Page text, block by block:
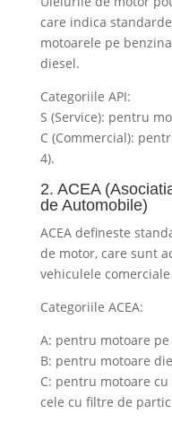
care indica
motoarele pe
diesel.
Categoriile API:
S (Service): pentru
C (Commercial):
4).
2. ACEA
de Automobile)
ACEA defineste
de motor, care sunt
vehiculele
Categoriile ACEA:
A: pentru motoare pe
B: pentru motoare
C: pentru motoare
cele cu filtre de